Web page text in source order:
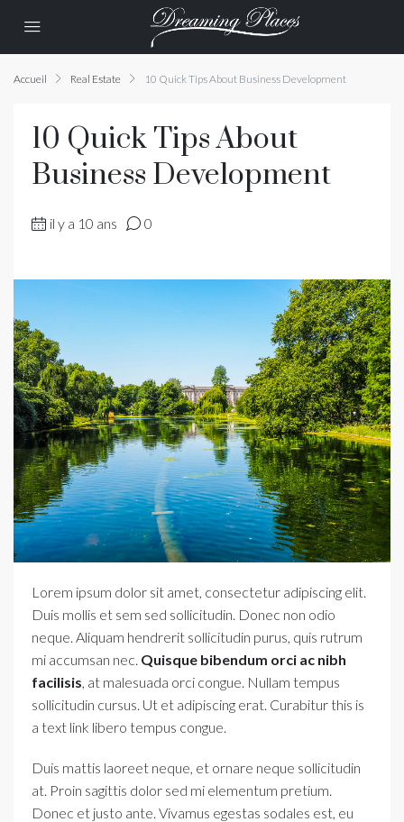
Accueil Real Estate 10 Quick Tips About Business Development
10 Quick Tips About
Business Development
il y a 10 ans 0
Lorem ipsum dolor sit amet, consectetur adipiscing elit.
Duis mollis et sem sed sollicitudin. Donec non odio
neque. Aliquam hendrerit sollicitudin purus, quis rutrum
mi accumsan nec. Quisque bibendum orci ac nibh
facilisis , at malesuada orci congue. Nullam tempus
sollicitudin cursus. Ut et adipiscing erat. Curabiturthis is
a text link libero tempus congue.
Duis mattis laoreet neque, et ornare neque sollicitudin
at. Proin sagittis dolor sed mi elementum pretium.
Donec et justo ante. Vivamus egestas sodales est, eu